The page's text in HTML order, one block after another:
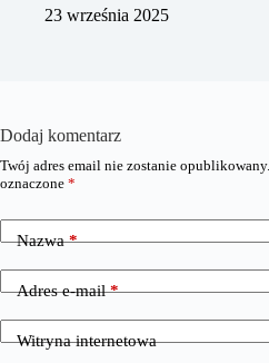
23 września 2025
Dodaj komentarz
Twój adres email nie zostanie opublikowany.
oznaczone *
Nazwa*
Adres e-mail*
Witryna internetowa